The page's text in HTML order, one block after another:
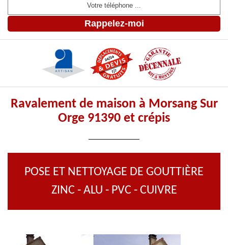
Ravalement de maison à Morsang Sur
Orge 91390 et crépis
POSE ET NETTOYAGE DE GOUTTIÈRE
ZINC - ALU - PVC - CUIVRE